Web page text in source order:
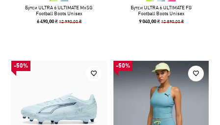
Бутси ULTRA 6 ULTIMATE MxSG
Football Boots Unisex
6 490,00 ₴ 12 990,00 ₴
Бутси ULTRA 6 ULTIMATE FG
Football Boots Unisex
9 040,00 ₴ 12 890,00 ₴
-50% -50%